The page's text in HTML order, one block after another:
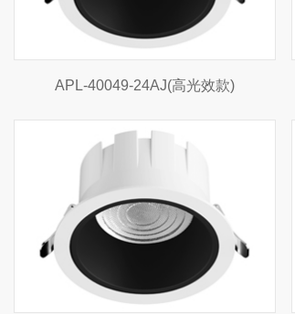
APL-40049-24AJ(高光效款)